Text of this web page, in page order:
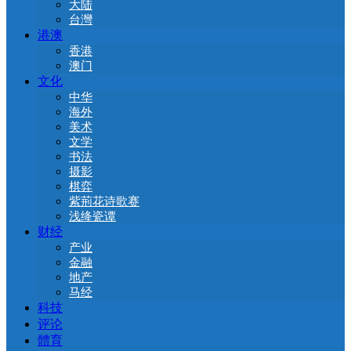
大陆
台灣
港澳
香港
澳门
文化
中华
海外
美术
文学
书法
摄影
棋弈
紫荊花诗歌赛
浅绛瓷谭
财经
产业
金融
地产
马经
科技
评论
體育